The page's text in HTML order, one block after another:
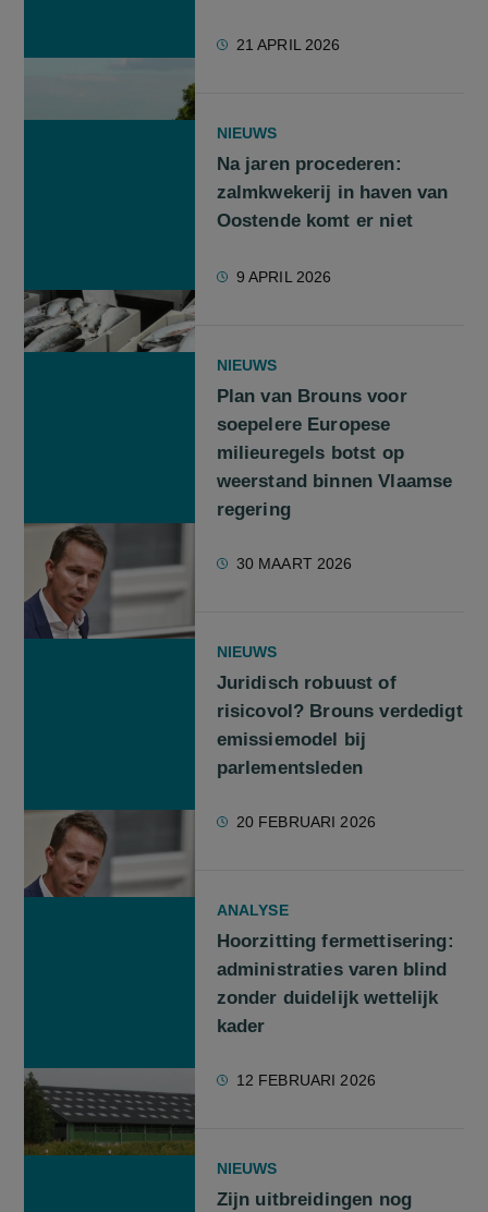
21 APRIL 2026
NIEUWS
Na jaren procederen:
zalmkwekerij in haven van
Oostende komt er niet
9 APRIL 2026
NIEUWS
Plan van Brouns voor
soepelere Europese
milieuregels botst op
weerstand binnen Vlaamse
regering
30 MAART 2026
NIEUWS
Juridisch robuust of
risicovol? Brouns verdedigt
emissiemodel bij
parlementsleden
20 FEBRUARI 2026
ANALYSE
Hoorzitting fermettisering:
administraties varen blind
zonder duidelijk wettelijk
kader
12 FEBRUARI 2026
NIEUWS
Zijn uitbreidingen nog